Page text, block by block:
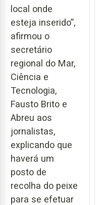
local onde
esteja inserido”,
afirmou o
secretário
regional do Mar,
Ciência e
Tecnologia,
Fausto Brito e
Abreu aos
jornalistas,
explicando que
haverá um
posto de
recolha do peixe
para se efetuar